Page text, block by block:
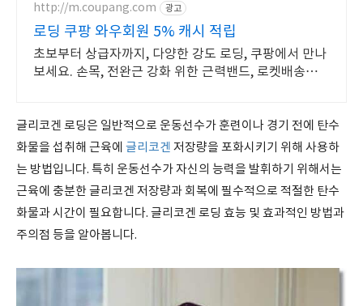
http://m.coupang.com 광고
로딩 쿠팡 와우회원 5% 캐시 적립
초보부터 상급자까지, 다양한 강도 로딩, 쿠팡에서 만나
보세요. 손목, 전완근 강화 위한 근력밴드, 로켓배송으로
글리코겐 로딩은 일반적으로 운동선수가 훈련이나 경기 전에 탄수
화물을 섭취해 근육에 글리코겐 저장량을 포화시키기 위해 사용하
는 방법입니다. 특히 운동선수가 자신의 능력을 발휘하기 위해서는
근육에 충분한 글리코겐 저장량과 회복에 필수적으로 적절한 탄수
화물과 시간이 필요합니다. 글리코겐 로딩 효능 및 효과적인 방법과
주의점 등을 알아봅니다.